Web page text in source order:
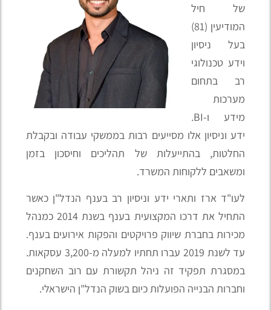
של חיל
המודיעין (81)
בעל ניסיון
וידע טכנולוגי
רב בתחום
מערכות
מידע ו-BI.
ידע וניסיון אלו מסייעים רבות בממשקי עבודה ובקבלת
החלטות, בהתייעלות של תהליכים וחיסכון בזמן
ומשאבים ללקוחות המשרד.
לעו"ד ארז ותארי ידע וניסיון רב בענף הנדל"ן כאשר
התחיל את דרכו המקצועית בענף בשנת 2014 כמנהל
מכירות בחברת שיווק פרויקטים והפקות אירועים בענף.
עד לשנת 2019 עברו תחתיו למעלה מ-3,200 עסקאות.
במסגרת תפקיד זה ניהל תקשורת עם רוב השחקנים
וחברות הבנייה הפועלות כיום בשוק הנדל"ן הישראלי.